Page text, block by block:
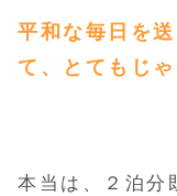
平和な毎日を
て、とてもじ
本当は、２泊分